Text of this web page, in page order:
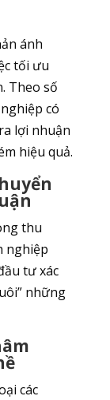
ánh
tối ưu
Theo số
có
lợi nhuận
hiệu quả.
thu
nghiệp
tư xác
những
các